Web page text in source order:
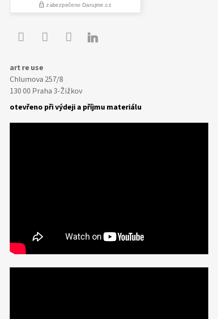

art re use
Chlumova 257/8
130 00 Praha 3-Žižkov
otevřeno při výdeji a příjmu materiálu